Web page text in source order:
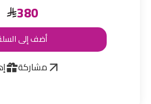
380
أضف إلى
مشاركة